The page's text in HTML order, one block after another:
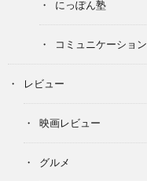
にっぽん塾
コミュニケーション
レビュー
映画レビュー
グルメ